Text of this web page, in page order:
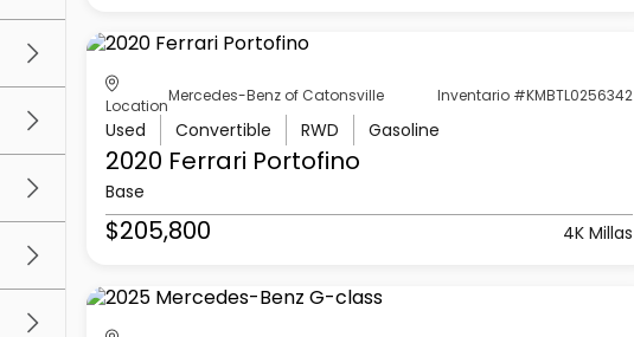
Location
Mercedes-Benz of Catonsville Inventario #KMBTL0256342
Used Convertible RWD Gasoline
2020 Ferrari Portofino
Base
$205,800 4K Millas